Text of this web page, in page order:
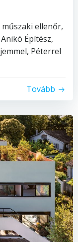
ellenőr,
Építész,
Péterrel
Tovább